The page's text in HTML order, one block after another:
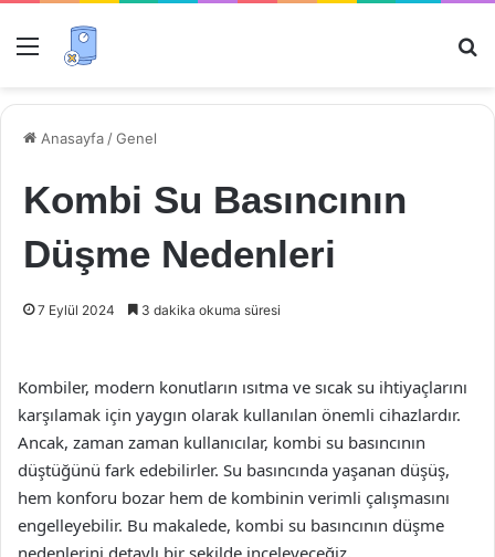
Menü
Anasayfa /Genel
Kombi Su Basıncının
Düşme Nedenleri
7 Eylül 2024 3 dakika okuma süresi
Kombiler, modern konutların ısıtma ve sıcak su ihtiyaçlarını
karşılamak için yaygın olarak kullanılan önemli cihazlardır.
Ancak, zaman zaman kullanıcılar, kombi su basıncının
düştüğünü fark edebilirler. Su basıncında yaşanan düşüş,
hem konforu bozar hem de kombinin verimli çalışmasını
engelleyebilir. Bu makalede, kombi su basıncının düşme
nedenlerini detaylı bir şekilde inceleyeceğiz.